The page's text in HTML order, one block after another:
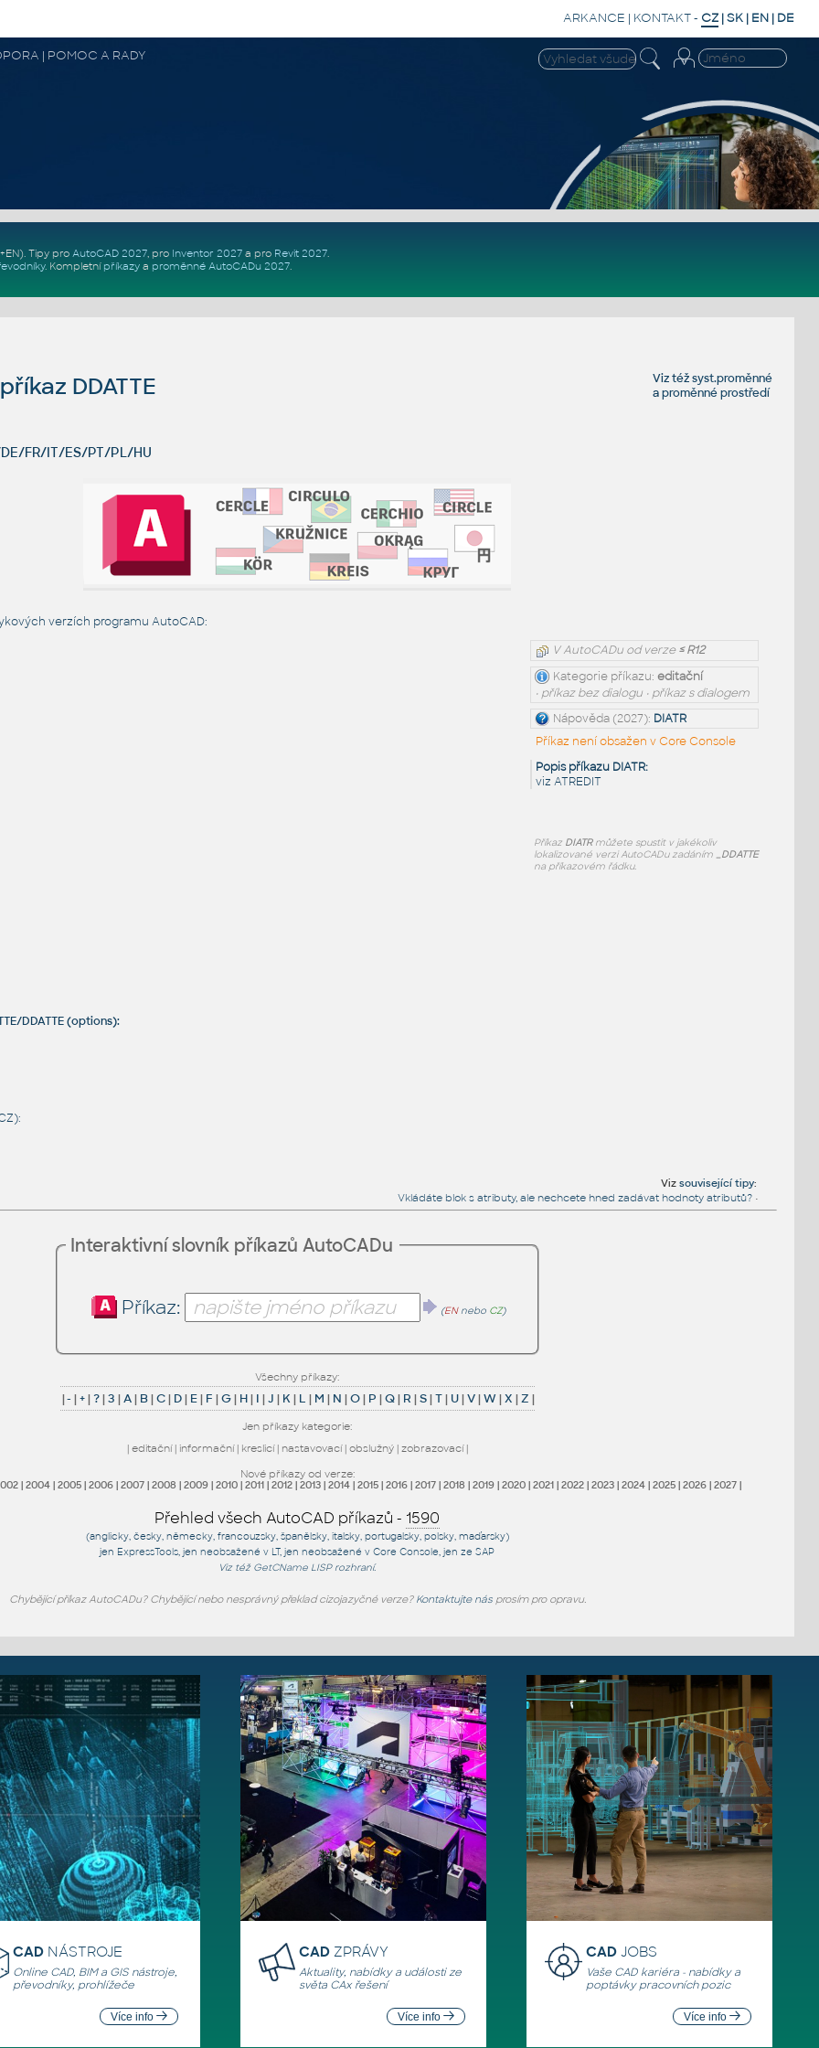
ARKANCE | KONTAKT- CZ |SK | EN | DE
| POMOC A RADY
. Tipy pro AutoCAD 2027, pro Inventor 2027a pro Revit 2027.
. Kompletní příkazya proměnné AutoCADu 2027.
Viz téžsyst.proměnné
aproměnné prostředí
DDATTE
FR/IT/ES/PT/PL/HU
verzích programu AutoCAD:
V AutoCADu od verze≤ R12
Kategorie příkazu:editační
• příkaz bez dialogu • příkaz s dialogem
Nápověda (2027): DIATR
Příkaz není obsažen v Core Console
Popis příkazu DIATR:
viz ATREDIT
Příkaz DIATRmůžete spustit v jakékoliv
lokalizované verzi AutoCADu zadáním _DDATTE
na příkazovém řádku.
DDATTE (options):
Vizsouvisející tipy:
Vkládáte blok s atributy, ale nechcete hned zadávat hodnoty atributů? •
Interaktivní slovník příkazů AutoCADu
Příkaz: (ENnebo CZ)
Všechny příkazy:
|- |+|?|3 |A| B|C| D| E| F |G| H| I |J | K| L | M | N |O| P |Q| R |S|T| U|V|W|X |Z |
Jen příkazy kategorie:
| editační| informační| kreslicí| nastavovací| obslužný| zobrazovací|
Nové příkazy od verze:
| 2004| 2005| 2006| 2007| 2008 | 2009| 2010| 2011| 2012| 2013| 2014| 2015| 2016| 2017| 2018 | 2019| 2020| 2021| 2022| 2023| 2024| 2025| 2026| 2027|
Přehled všech AutoCAD příkazů - 1590
(anglicky, česky, německy, francouzsky, španělsky, italsky, portugalsky, polsky, maďarsky)
jen ExpressTools, jenneobsažené v LT, jenneobsažené v Core Console, jenze SAP
Viz též GetCName LISP rozhraní.
Chybějící příkaz AutoCADu? Chybějící nebo nesprávný překlad cizojazyčné verze? Kontaktujte násprosím pro opravu.
CAD NÁSTROJE
Online CAD, BIM a GIS nástroje,
převodníky, prohlížeče
Více info
CAD ZPRÁVY
Aktuality, nabídky a události ze
světa CAx řešení
Více info
CADJOBS
Vaše CAD kariéra - nabídky a
poptávky pracovních pozic
Více info